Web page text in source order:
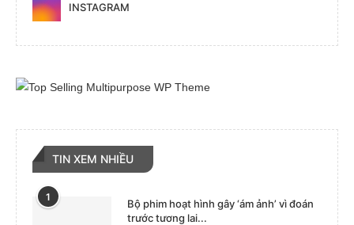
INSTAGRAM
TIN XEM NHIỀU
1
Bộ phim hoạt hình gây ‘ám ảnh’ vì đoán
trước tương lai...